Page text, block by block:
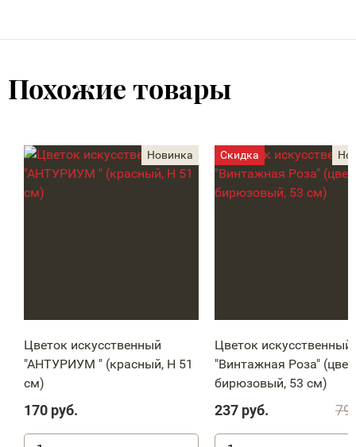
Похожие товары
Цветок искусственный
"АНТУРИУМ " (красный, H 51
см)
170 руб.
Цветок искусственный
"Винтажная Роза" (цвет
бирюзовый, 53 см)
237 руб.